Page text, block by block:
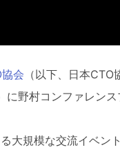
会 （以下、日本
に野村コンファレン
大規模な交流イベン